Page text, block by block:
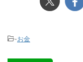
-お金